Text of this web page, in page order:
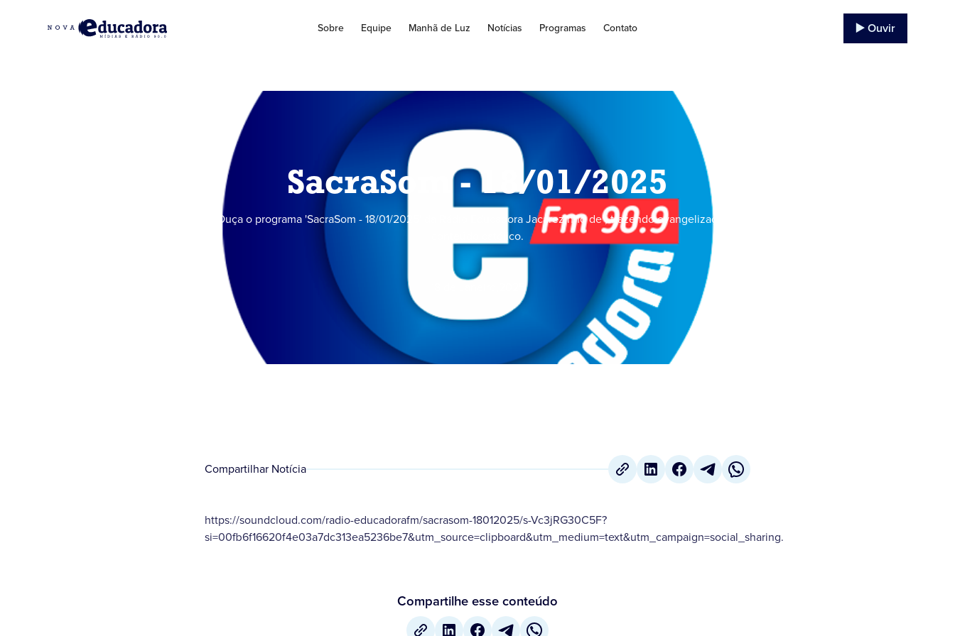
Sobre Equipe Manhã de Luz Notícias Programas Contato ▶️ Ouvir
SacraSom - 18/01/2025
Ouça o programa 'SacraSom - 18/01/2025' da Rádio Educadora Jacarezinho de , trazendo evangelização e
conteúdo católico.
Compartilhar Notícia
https://soundcloud.com/radio-educadorafm/sacrasom-18012025/s-Vc3jRG30C5F?
si=00fb6f16620f4e03a7dc313ea5236be7&utm_source=clipboard&utm_medium=text&utm_campaign=social_sharing.
Compartilhe esse conteúdo